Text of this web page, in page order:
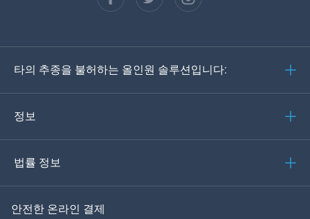
Español
Deutsch
Türkçe
타의 추종을 불허하는 올인원 솔루션입니다:
정보
법률 정보
안전한 온라인 결제